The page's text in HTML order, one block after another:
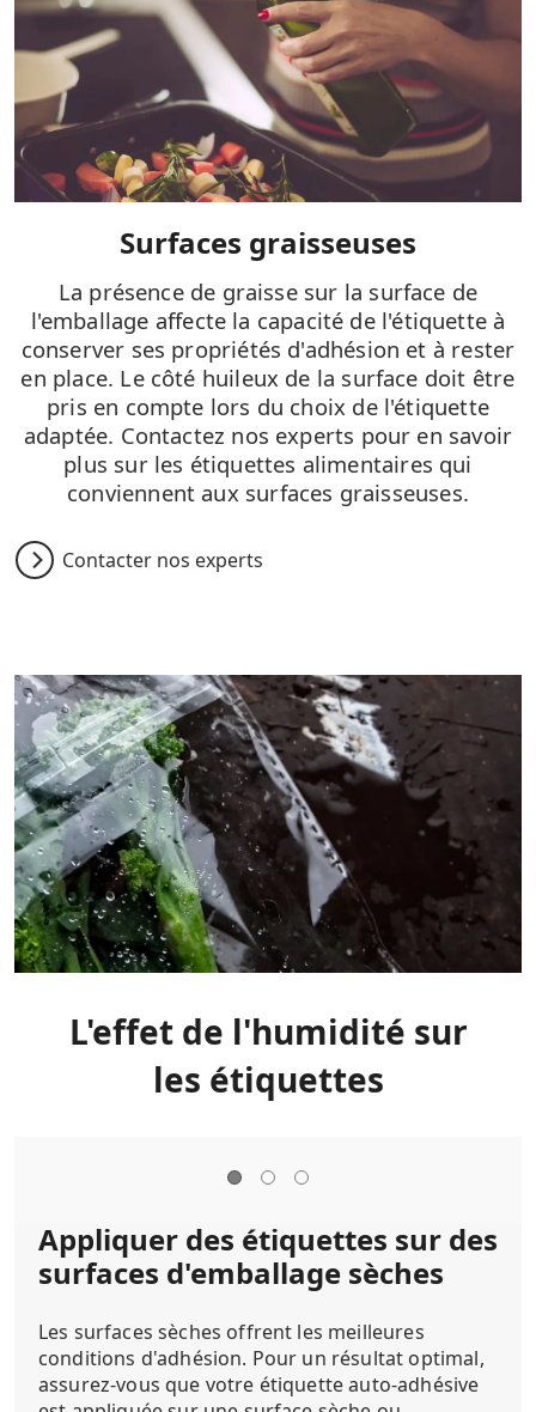
Surfaces graisseuses
La présence de graisse sur la surface de
l'emballage affecte la capacité de l'étiquette à
conserver ses propriétés d'adhésion et à rester
en place. Le côté huileux de la surface doit être
pris en compte lors du choix de l'étiquette
adaptée. Contactez nos experts pour en savoir
plus sur les étiquettes alimentaires qui
conviennent aux surfaces graisseuses.
Contacter nos experts
L'effet de l'humidité sur
les étiquettes
Appliquer des étiquettes sur des
surfaces d'emballage sèches
Les surfaces sèches offrent les meilleures
conditions d'adhésion. Pour un résultat optimal,
assurez-vous que votre étiquette auto-adhésive